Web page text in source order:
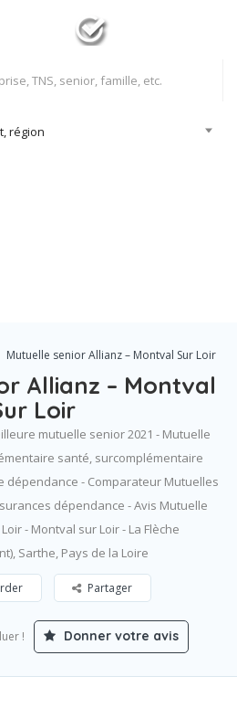
région
Mutuelle senior Allianz – Montval Sur Loir
Allianz – Montval
Loir
mutuelle senior 2021 - Mutuelle
santé, surcomplémentaire
dépendance - Comparateur Mutuelles
dépendance - Avis Mutuelle
- Montval sur Loir - La Flèche
Sarthe, Pays de la Loire
Partager
! Donner votre avis